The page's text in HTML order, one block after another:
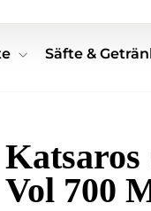
Säfte &
Katsaros
Vol 700